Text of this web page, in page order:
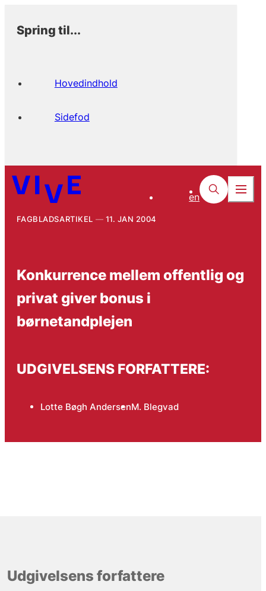
Spring til...
Hovedindhold
Sidefod
en
FAGBLADSARTIKEL 11. JAN 2004
Konkurrence mellem offentlig og
privat giver bonus i
børnetandplejen
UDGIVELSENS FORFATTERE:
Lotte Bøgh AndersenM. Blegvad
Udgivelsens forfattere